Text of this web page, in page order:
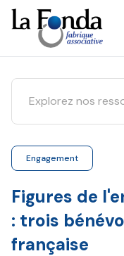
Aller
au
contenu
principal
Engagement
Figures de
: trois
française